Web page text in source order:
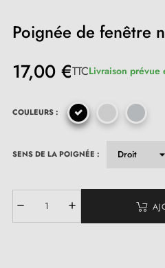
Poignée de fenêtre
17,00 €TTCLivraison prévue
COULEURS :
SENS DE LA POIGNÉE :